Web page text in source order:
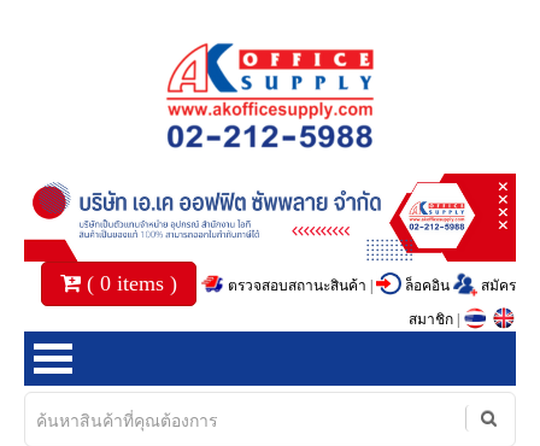
( 0items ) ตรวจสอบสถานะสินค้า | ล็อคอิน สมัคร
สมาชิก